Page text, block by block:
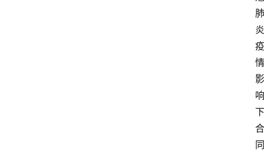
肺
炎
疫
情
影
响
下
合
同